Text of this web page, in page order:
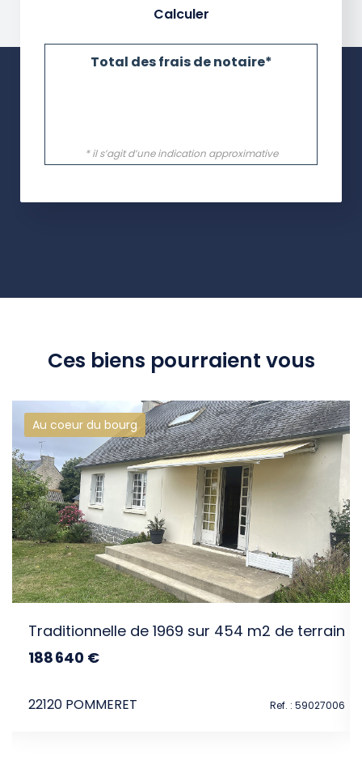
Ces biens pourraient vous
intéresser
Au coeur du bourg
Traditionnelle de 1969 sur 454 m2 de terrain
188 640 €
22120 POMMERET Ref. : 59027006